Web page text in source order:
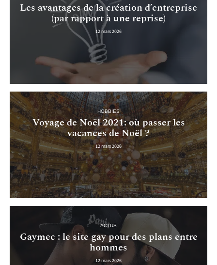
Les avantages de la création d’entreprise
(par rapport à une reprise)
12 mars 2026
HOBBIES
Voyage de Noël 2021: où passer les
vacances de Noël ?
12 mars 2026
ACTUS
Gaymec : le site gay pour des plans entre
hommes
12 mars 2026